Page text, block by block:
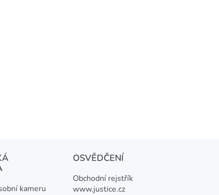
kameru
OSVĚDČENÍ
Obchodní rejstřík
www.justice.cz